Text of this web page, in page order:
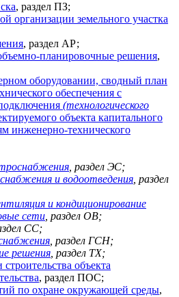
, раздел ПЗ;
организации земельного участка
, раздел АР;
планировочные решения,
оборудовании, сводный план
обеспечения с
(технологического
объекта капитального
инженерно-технического
, раздел ЭС;
и водоотведения , раздел
и кондиционирование
сети , раздел ОВ;
СС;
, раздел ГСН;
решения , раздел ТХ;
объекта
, раздел ПОС;
по охране окружающей среды,